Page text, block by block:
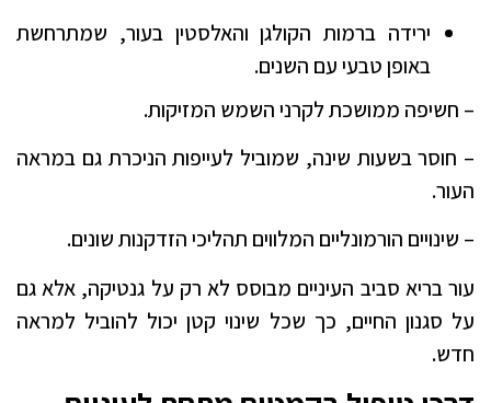
ירידה ברמות הקולגן והאלסטין בעור, שמתרחשת
באופן טבעי עם השנים.
– חשיפה ממושכת לקרני השמש המזיקות.
– חוסר בשעות שינה, שמוביל לעייפות הניכרת גם במראה
העור.
– שינויים הורמונליים המלווים תהליכי הזדקנות שונים.
עור בריא סביב העיניים מבוסס לא רק על גנטיקה, אלא גם
על סגנון החיים, כך שכל שינוי קטן יכול להוביל למראה
חדש.